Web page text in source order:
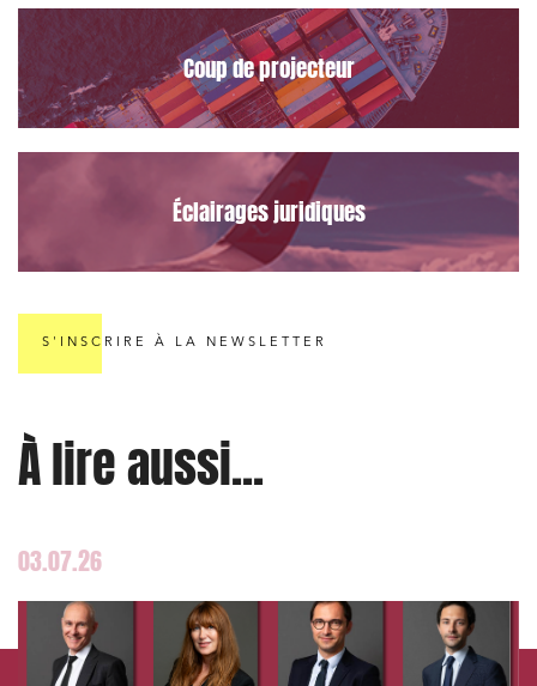
Coup de projecteur
Éclairages juridiques
S'INSCRIRE À LA NEWSLETTER
À lire aussi...
03.07.26
Environnement
Urbanisme et aménagement
Banque finance et assurance
Droit des sociétés et Fusions-Acquisitions
J'ai lu et j'accepte la politique de confidentialité